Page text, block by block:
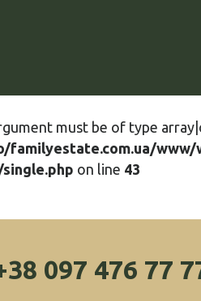
must be of type
familyestate.com.ua/www/
on line 43
097 476 77